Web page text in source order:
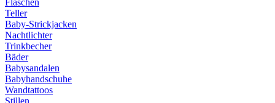
Flaschen
Teller
Baby-Strickjacken
Nachtlichter
Trinkbecher
Bäder
Babysandalen
Babyhandschuhe
Wandtattoos
Stillen